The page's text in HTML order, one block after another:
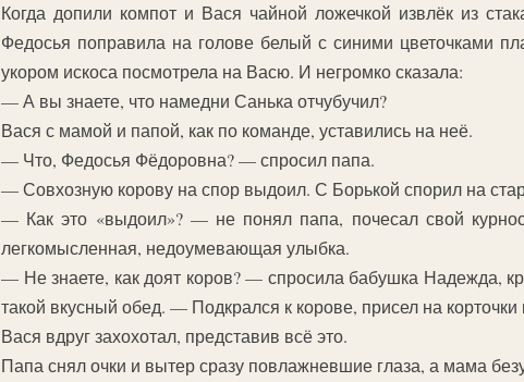
Когда допили компот и Вася чайной ложечкой извлёк из
Федосья поправила на голове белый с синими цветочками
укором искоса посмотрела на Васю. И негромко сказала:
— А вы знаете, что намедни Санька отчубучил?
Вася с мамой и папой, как по команде, уставились на неё.
— Что, Федосья Фёдоровна? — спросил папа.
— Совхозную корову на спор выдоил. С Борькой спорил на
— Как это «выдоил»? — не понял папа, почесал свой
легкомысленная, недоумевающая улыбка.
— Не знаете, как доят коров? — спросила бабушка Надежда,
такой вкусный обед. — Подкрался к корове, присел на
Вася вдруг захохотал, представив всё это.
Папа снял очки и вытер сразу повлажневшие глаза, а мама